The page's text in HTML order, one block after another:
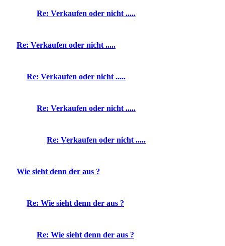
Re: Verkaufen oder nicht .....
Re: Verkaufen oder nicht .....
Re: Verkaufen oder nicht .....
Re: Verkaufen oder nicht .....
Re: Verkaufen oder nicht .....
Wie sieht denn der aus ?
Re: Wie sieht denn der aus ?
Re: Wie sieht denn der aus ?